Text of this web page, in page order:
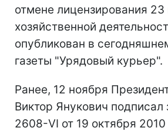
отмене лицензирования 23
хозяйственной
опубликован в
газеты "Урядовый курьер".
Ранее, 12 ноября
Виктор Янукович
2608-VI от 19 октября 2010